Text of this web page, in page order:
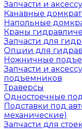
Запчасти и
Канавные
Напольные
Краны
Запчасти для
Опции для
Ножничные
Запчасти и
подъемников
Траверсы
Одностоечные
Подставки под
механические)
Запчасти для